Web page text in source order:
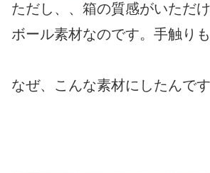
ただし、、箱の質感がいただ
ボール素材なのです。手触り
なぜ、こんな素材にしたんで